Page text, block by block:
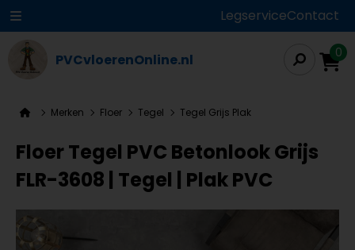
LegserviceContact
PVCvloerenOnline.nl 0
Merken Floer Tegel Tegel Grijs Plak
Floer Tegel PVC Betonlook Grijs
FLR-3608 | Tegel | Plak PVC